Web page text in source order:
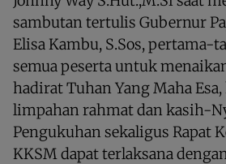
sambutan tertulis Gubernur
Elisa Kambu, S.Sos, pertama-
semua peserta untuk
hadirat Tuhan Yang Maha Esa,
limpahan rahmat dan kasih-
Pengukuhan sekaligus Rapat
KKSM dapat terlaksana